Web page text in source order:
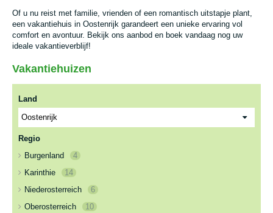
Of u nu reist met familie, vrienden of een romantisch uitstapje plant,
een vakantiehuis in Oostenrijk garandeert een unieke ervaring vol
comfort en avontuur. Bekijk ons aanbod en boek vandaag nog uw
ideale vakantieverblijf!
Vakantiehuizen
Land
Regio
Burgenland
4
Karinthie
14
Niederosterreich
6
Oberosterreich
10